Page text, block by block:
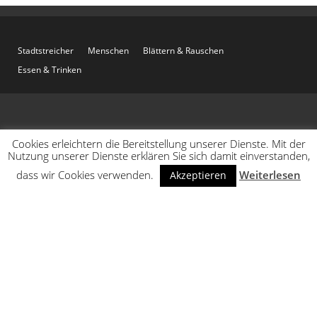
Stadtstreicher Menschen
Blättern & Rauschen
Essen & Trinken
Cookies erleichtern die Bereitstellung unserer Dienste. Mit der
Nutzung unserer Dienste erklären Sie sich damit einverstanden,
dass wir Cookies verwenden.
Akzeptieren Weiterlesen